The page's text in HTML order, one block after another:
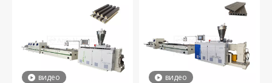
видео видео